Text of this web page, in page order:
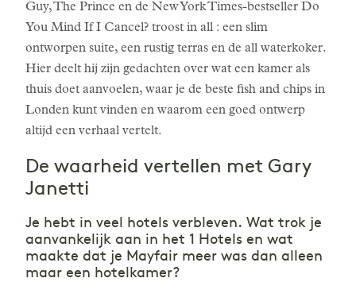
Guy, The Prince en de New York Times-bestseller Do
You Mind If I Cancel? troost in all : een slim
ontworpen suite, een rustig terras en de all waterkoker.
Hier deelt hij zijn gedachten over wat een kamer als
thuis doet aanvoelen, waar je de beste fish and chips in
Londen kunt vinden en waarom een goed ontwerp
altijd een verhaal vertelt.
De waarheid vertellen met Gary
Janetti
Je hebt in veel hotels verbleven. Wat trok je
aanvankelijk aan in het 1 Hotels en wat
maakte dat je Mayfair meer was dan alleen
maar een hotelkamer?